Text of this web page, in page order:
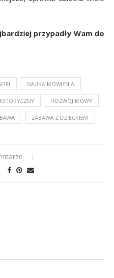
przypadły Wam do
NAUKA MÓWIENIA
ROZWÓJ MOWY
ZABAWA Z DZIECKIEM